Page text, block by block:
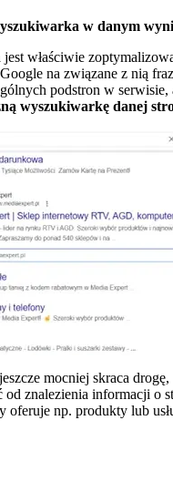
w danym
jest właściwie
na związane z nią
podstron w serwisie,
wyszukiwarkę danej
mocniej skraca
od znalezienia informacji o
oferuje np. produkty lub